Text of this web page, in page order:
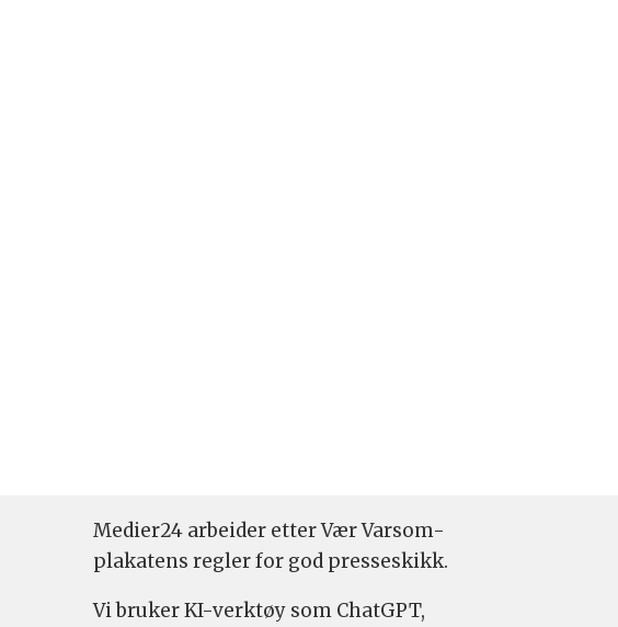
Medier24 arbeider etter Vær Varsom-
plakatens regler for god presseskikk.
Vi bruker KI-verktøy som ChatGPT,